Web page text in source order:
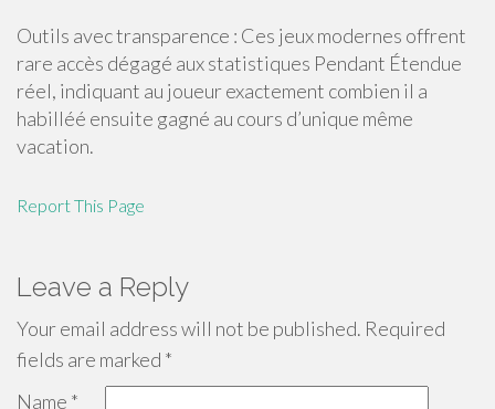
Outils avec transparence : Ces jeux modernes offrent
rare accès dégagé aux statistiques Pendant Étendue
réel, indiquant au joueur exactement combien il a
habilléé ensuite gagné au cours d’unique même
vacation.
Report This Page
Leave a Reply
Your email address will not be published. Required
fields are marked *
Name *